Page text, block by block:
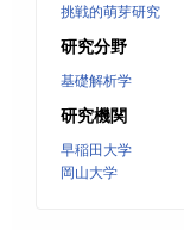
挑戦的萌芽研究
研究分野
基礎解析学
研究機関
早稲田大学
岡山大学